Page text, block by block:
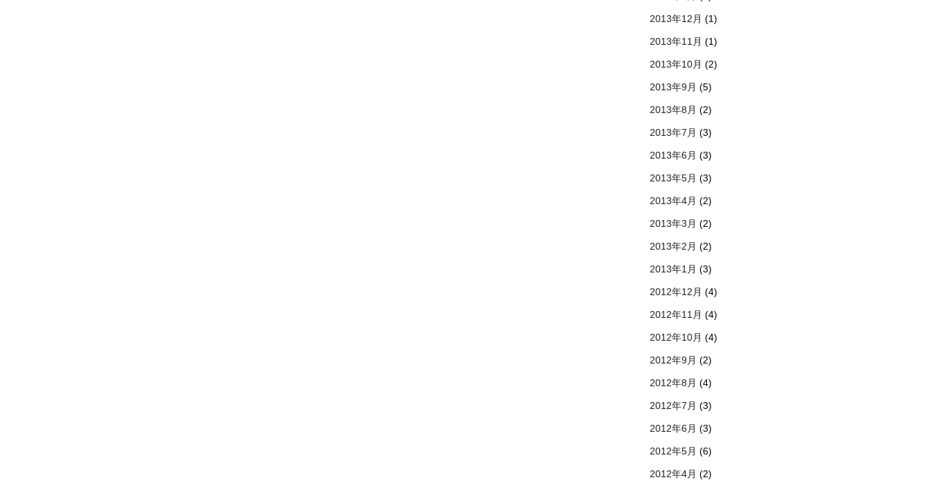
2013年12月 (1)
2013年11月 (1)
2013年10月 (2)
2013年9月 (5)
2013年8月 (2)
2013年7月 (3)
2013年6月 (3)
2013年5月 (3)
2013年4月 (2)
2013年3月 (2)
2013年2月 (2)
2013年1月 (3)
2012年12月 (4)
2012年11月 (4)
2012年10月 (4)
2012年9月 (2)
2012年8月 (4)
2012年7月 (3)
2012年6月 (3)
2012年5月 (6)
2012年4月 (2)